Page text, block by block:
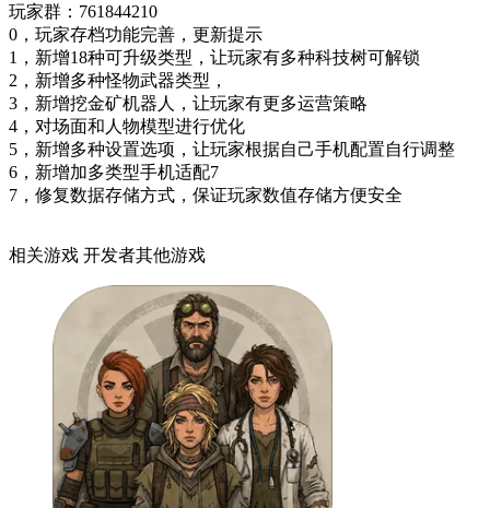
玩家群：761844210
0，玩家存档功能完善，更新提示
1，新增18种可升级类型，让玩家有多种科技树可解锁
2，新增多种怪物武器类型，
3，新增挖金矿机器人，让玩家有更多运营策略
4，对场面和人物模型进行优化
5，新增多种设置选项，让玩家根据自己手机配置自行调整
6，新增加多类型手机适配7
7，修复数据存储方式，保证玩家数值存储方便安全
相关游戏 开发者其他游戏